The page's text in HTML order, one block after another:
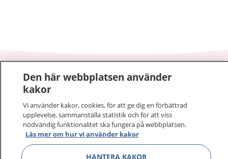
1177–tryggt om din hälsa och vård
På 1177.se får du råd om hälsa och information om
sjukdomar och vilka mottagningar du kan kontakta.
Logga in för att läsa din journal och göra dina
vårdärenden. Ring telefonnummer 1177 för
sjukvårdsrådgivning dygnet runt.
Den här webbplatsen använder
kakor
Vi använder kakor, cookies, för att ge dig en förbättrad
upplevelse, sammanställa statistik och för att viss
nödvändig funktionalitet ska fungera på webbplatsen.
Läs mer om hur vi använder kakor
HANTERA KAKOR